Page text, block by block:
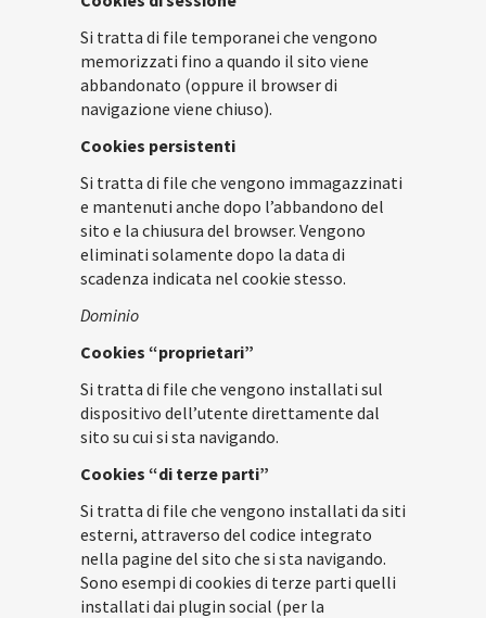
Si tratta di file temporanei che vengono
memorizzati fino a quando il sito viene
abbandonato (oppure il browser di
navigazione viene chiuso).
Cookies persistenti
Si tratta di file che vengono immagazzinati
e mantenuti anche dopo l’abbandono del
sito e la chiusura del browser. Vengono
eliminati solamente dopo la data di
scadenza indicata nel cookie stesso.
Dominio
Cookies “proprietari”
Si tratta di file che vengono installati sul
dispositivo dell’utente direttamente dal
sito su cui si sta navigando.
Cookies “di terze parti”
Si tratta di file che vengono installati da siti
esterni, attraverso del codice integrato
nella pagine del sito che si sta navigando.
Sono esempi di cookies di terze parti quelli
installati dai plugin social (per la